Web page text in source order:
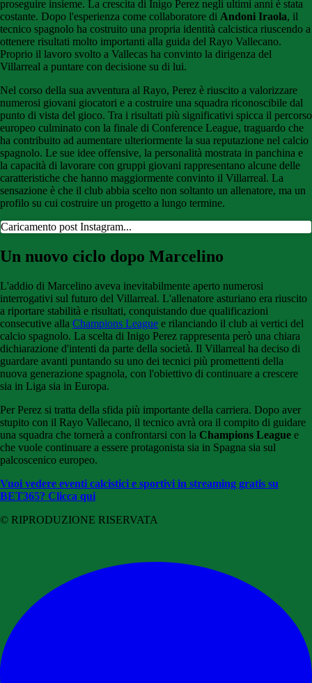
proseguire insieme. La crescita di Inigo Perez negli ultimi anni è stata
costante. Dopo l'esperienza come collaboratore di Andoni Iraola, il
tecnico spagnolo ha costruito una propria identità calcistica riuscendo a
ottenere risultati molto importanti alla guida del Rayo Vallecano.
Proprio il lavoro svolto a Vallecas ha convinto la dirigenza del
Villarreal a puntare con decisione su di lui.
Nel corso della sua avventura al Rayo, Perez è riuscito a valorizzare
numerosi giovani giocatori e a costruire una squadra riconoscibile dal
punto di vista del gioco. Tra i risultati più significativi spicca il percorso
europeo culminato con la finale di Conference League, traguardo che
ha contribuito ad aumentare ulteriormente la sua reputazione nel calcio
spagnolo. Le sue idee offensive, la personalità mostrata in panchina e
la capacità di lavorare con gruppi giovani rappresentano alcune delle
caratteristiche che hanno maggiormente convinto il Villarreal. La
sensazione è che il club abbia scelto non soltanto un allenatore, ma un
profilo su cui costruire un progetto a lungo termine.
Caricamento post Instagram...
Un nuovo ciclo dopo Marcelino
L'addio di Marcelino aveva inevitabilmente aperto numerosi
interrogativi sul futuro del Villarreal. L'allenatore asturiano era riuscito
a riportare stabilità e risultati, conquistando due qualificazioni
consecutive alla Champions League e rilanciando il club ai vertici del
calcio spagnolo. La scelta di Inigo Perez rappresenta però una chiara
dichiarazione d'intenti da parte della società. Il Villarreal ha deciso di
guardare avanti puntando su uno dei tecnici più promettenti della
nuova generazione spagnola, con l'obiettivo di continuare a crescere
sia in Liga sia in Europa.
Per Perez si tratta della sfida più importante della carriera. Dopo aver
stupito con il Rayo Vallecano, il tecnico avrà ora il compito di guidare
una squadra che tornerà a confrontarsi con la Champions League e
che vuole continuare a essere protagonista sia in Spagna sia sul
palcoscenico europeo.
Vuoi vedere eventi calcistici e sportivi in streaming gratis su
BET365? Clicca qui
© RIPRODUZIONE RISERVATA